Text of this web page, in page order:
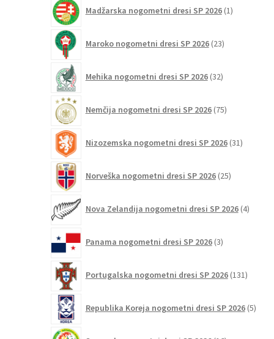
Madžarska nogometni dresi SP 2026 1izdelek
Maroko nogometni dresi SP 2026 23izdelkov
Mehika nogometni dresi SP 2026 32izdelkov
Nemčija nogometni dresi SP 2026 75izdelkov
Nizozemska nogometni dresi SP 2026 31izdelkov
Norveška nogometni dresi SP 2026 25izdelkov
Nova Zelandija nogometni dresi SP 2026 4izdelki
Panama nogometni dresi SP 2026 3izdelki
Portugalska nogometni dresi SP 2026 131
Republika Koreja nogometni dresi SP 2026 5